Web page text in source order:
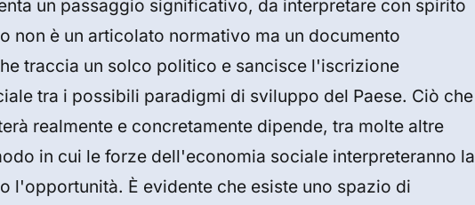
un passaggio significativo, da interpretare con spirito
non è un articolato normativo ma un documento
traccia un solco politico e sancisce l'iscrizione
tra i possibili paradigmi di sviluppo del Paese. Ciò che
realmente e concretamente dipende, tra molte altre
in cui le forze dell'economia sociale interpreteranno la
l'opportunità. È evidente che esiste uno spazio di